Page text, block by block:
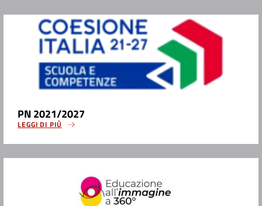
PN 2021/2027
LEGGI DI PIÙ